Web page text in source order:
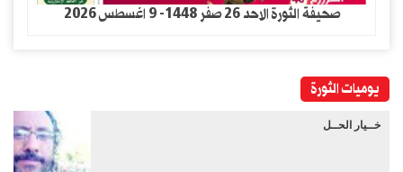
صحيفة الثورة الاحد 26 صفر 1448- 9 اغسطس 2026
يوميات الثورة
خــيار الحــل